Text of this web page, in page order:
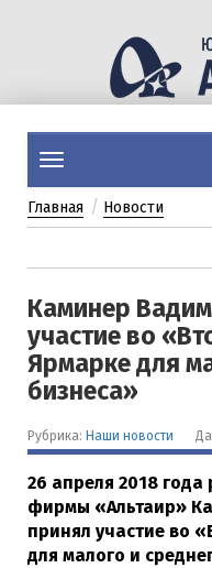
Toggle
navigation
Главная
Новости
Каминер
участие во
Ярмарке для
бизнеса»
Рубрика: Наши новости
26 апреля 2018
фирмы «Альтаир»
принял участие во
для малого и